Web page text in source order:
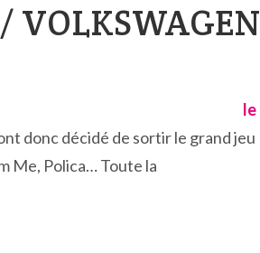
VOLKSWAGEN
le
donc décidé de sortir le grand jeu
Me, Polica… Toute la